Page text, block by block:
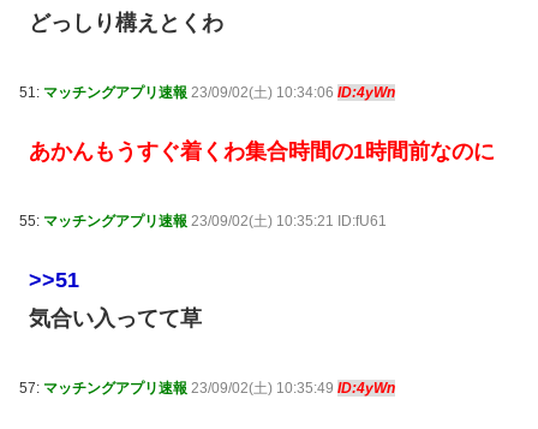
どっしり構えとくわ
51: マッチングアプリ速報 23/09/02(土) 10:34:06 ID:4yWn
あかんもうすぐ着くわ集合時間の1時間前なのに
55: マッチングアプリ速報 23/09/02(土) 10:35:21 ID:fU61
>>51
気合い入ってて草
57: マッチングアプリ速報 23/09/02(土) 10:35:49 ID:4yWn